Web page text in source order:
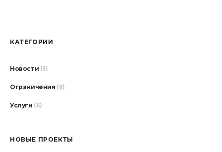
КАТЕГОРИИ
Новости (3)
Ограничения (8)
Услуги (6)
НОВЫЕ ПРОЕКТЫ